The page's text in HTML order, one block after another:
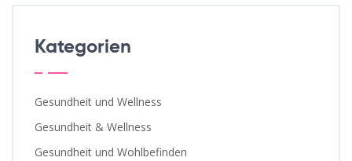
Kategorien
Gesundheit und Wellness
Gesundheit & Wellness
Gesundheit und Wohlbefinden